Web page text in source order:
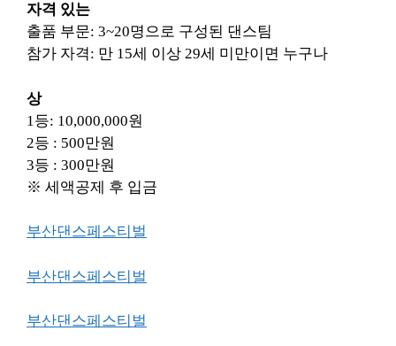
자격 있는
출품 부문: 3~20명으로 구성된 댄스팀
참가 자격: 만 15세 이상 29세 미만이면 누구나
상
1등: 10,000,000원
2등 : 500만원
3등 : 300만원
※ 세액공제 후 입금
부산댄스페스티벌
부산댄스페스티벌
부산댄스페스티벌